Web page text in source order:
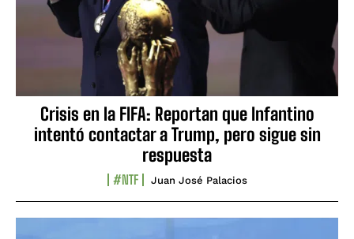
Crisis en la FIFA: Reportan que Infantino
intentó contactar a Trump, pero sigue sin
respuesta
#NTF Juan José Palacios